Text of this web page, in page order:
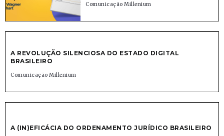
Comunicação Millenium
A REVOLUÇÃO SILENCIOSA DO ESTADO DIGITAL
BRASILEIRO
Comunicação Millenium
A (IN)EFICÁCIA DO ORDENAMENTO JURÍDICO BRASILEIRO